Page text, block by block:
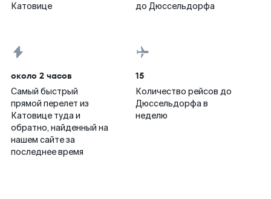
Катовице
до Дюссельдорфа
около 2 часов
Самый быстрый
прямой перелет из
Катовице туда и
обратно, найденный на
нашем сайте за
последнее время
15
Количество рейсов до
Дюссельдорфа в
неделю